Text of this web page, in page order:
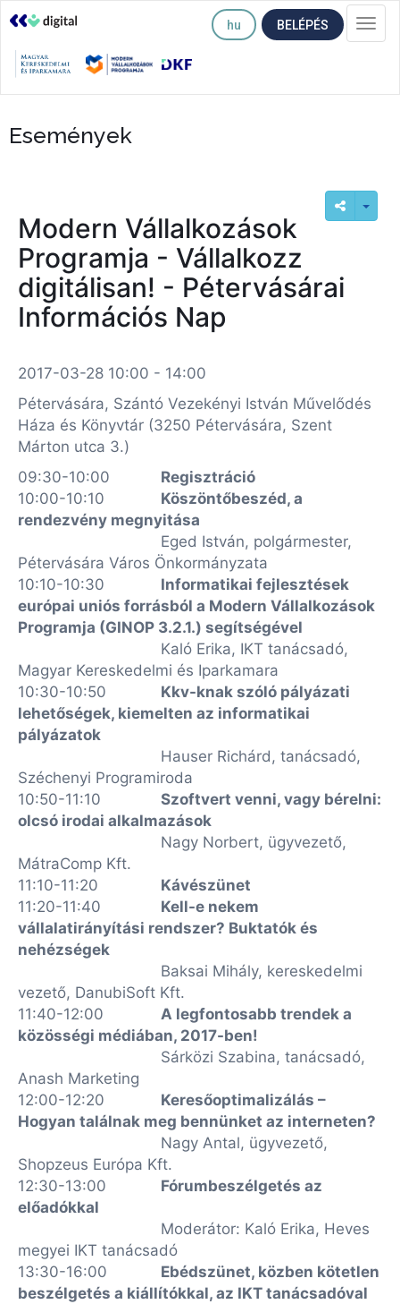
hu BELÉPÉS
Események
Modern Vállalkozások
Programja - Vállalkozz
digitálisan! - Pétervásárai
Információs Nap
2017-03-28 10:00 - 14:00
Pétervására, Szántó Vezekényi István Művelődés
Háza és Könyvtár (3250 Pétervására, Szent
Márton utca 3.)
09:30-10:00
Regisztráció
10:00-10:10
Köszöntőbeszéd, a
rendezvény megnyitása
Eged István, polgármester,
Pétervására Város Önkormányzata
10:10-10:30
Informatikai fejlesztések
európai uniós forrásból a Modern Vállalkozások
Programja (GINOP 3.2.1.) segítségével
Kaló Erika, IKT tanácsadó,
Magyar Kereskedelmi és Iparkamara
10:30-10:50
Kkv-knak szóló pályázati
lehetőségek, kiemelten az informatikai
pályázatok
Hauser Richárd, tanácsadó,
Széchenyi Programiroda
10:50-11:10
Szoftvert venni, vagy bérelni:
olcsó irodai alkalmazások
Nagy Norbert, ügyvezető,
MátraComp Kft.
11:10-11:20
Kávészünet
11:20-11:40
Kell-e nekem
vállalatirányítási rendszer? Buktatók és
nehézségek
Baksai Mihály, kereskedelmi
vezető, DanubiSoft Kft.
11:40-12:00
A legfontosabb trendek a
közösségi médiában, 2017-ben!
Sárközi Szabina, tanácsadó,
Anash Marketing
12:00-12:20
Keresőoptimalizálás –
Hogyan találnak meg bennünket az interneten?
Nagy Antal, ügyvezető,
Shopzeus Európa Kft.
12:30-13:00
Fórumbeszélgetés az
előadókkal
Moderátor: Kaló Erika, Heves
megyei IKT tanácsadó
13:30-16:00
Ebédszünet, közben kötetlen
beszélgetés a kiállítókkal, az IKT tanácsadóval